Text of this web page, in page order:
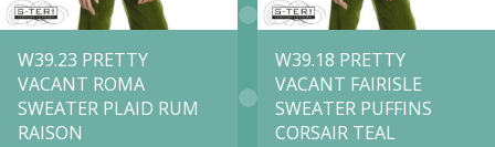
worden
op
de
op
de
W39.23 PRETTY
VACANT ROMA
SWEATER PLAID RUM
RAISON
W39.18 PRETTY
VACANT FAIRISLE
SWEATER PUFFINS
CORSAIR TEAL